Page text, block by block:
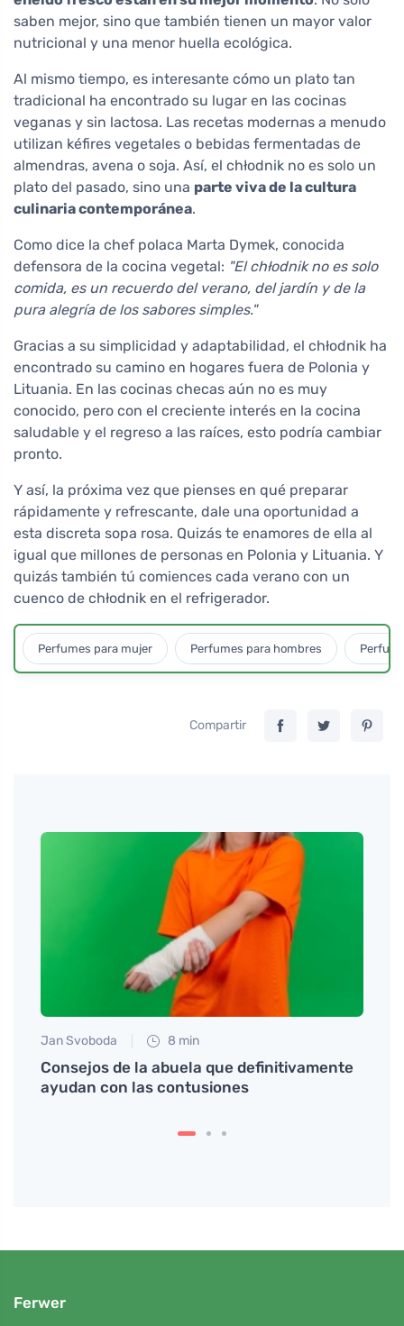
saben mejor, sino que también tienen un mayor valor
nutricional y una menor huella ecológica.
Al mismo tiempo, es interesante cómo un plato tan
tradicional ha encontrado su lugar en las cocinas
veganas y sin lactosa. Las recetas modernas a menudo
utilizan kéfires vegetales o bebidas fermentadas de
almendras, avena o soja. Así, el chłodnik no es solo un
plato del pasado, sino una parte viva de la cultura
culinaria contemporánea.
Como dice la chef polaca Marta Dymek, conocida
defensora de la cocina vegetal: "El chłodnik no es solo
comida, es un recuerdo del verano, del jardín y de la
pura alegría de los sabores simples."
Gracias a su simplicidad y adaptabilidad, el chłodnik ha
encontrado su camino en hogares fuera de Polonia y
Lituania. En las cocinas checas aún no es muy
conocido, pero con el creciente interés en la cocina
saludable y el regreso a las raíces, esto podría cambiar
pronto.
Y así, la próxima vez que pienses en qué preparar
rápidamente y refrescante, dale una oportunidad a
esta discreta sopa rosa. Quizás te enamores de ella al
igual que millones de personas en Polonia y Lituania. Y
quizás también tú comiences cada verano con un
cuenco de chłodnik en el refrigerador.
Perfumes para mujer Perfumes para hombres
Compartir
Jan Svoboda 8 min
Consejos de la abuela que definitivamente
ayudan con las contusiones
Ferwer